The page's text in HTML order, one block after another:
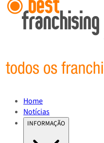
Home
Notícias
INFORMAÇÃO